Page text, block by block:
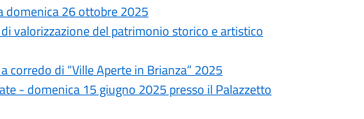
domenica 26 ottobre 2025
valorizzazione del patrimonio storico e artistico
corredo di “Ville Aperte in Brianza” 2025
- domenica 15 giugno 2025 presso il Palazzetto